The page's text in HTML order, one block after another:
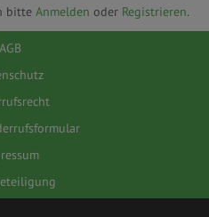
bitte Anmelden oder Registrieren.
AGB